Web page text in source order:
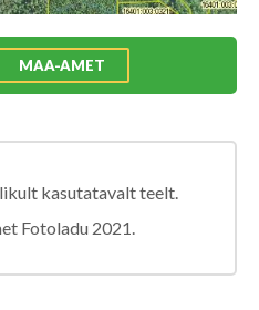
MAA-AMET
kasutatavalt teelt.
Fotoladu 2021.